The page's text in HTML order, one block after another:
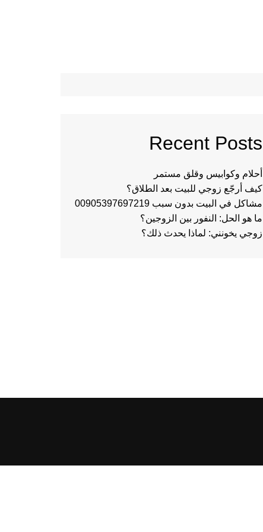
Recent Posts
أحلام وكوابيس وقلق مستمر
كيف أرجّع زوجي للبيت بعد الطلاق؟
مشاكل في البيت بدون سبب 00905397697219
ما هو الحل: النفور بين الزوجين؟
زوجي يخونني: لماذا يحدث ذلك؟